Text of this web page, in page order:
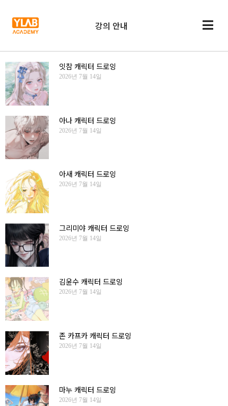
강의 안내
잇참 캐릭터 드로잉
2026년 7월 14일
아나 캐릭터 드로잉
2026년 7월 14일
아새 캐릭터 드로잉
2026년 7월 14일
그리미야 캐릭터 드로잉
2026년 7월 14일
김윤수 캐릭터 드로잉
2026년 7월 14일
존 카프카 캐릭터 드로잉
2026년 7월 14일
마누 캐릭터 드로잉
2026년 7월 14일